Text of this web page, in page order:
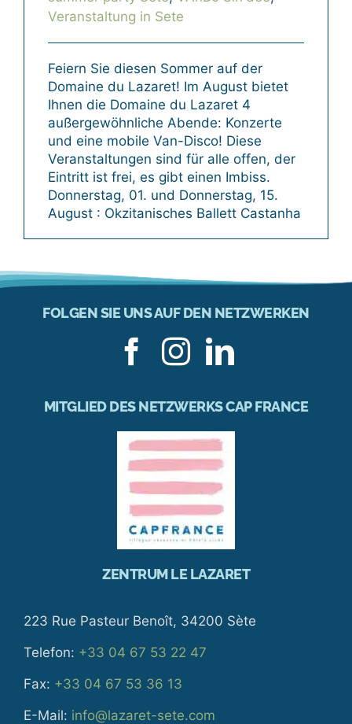
Veranstaltung in Sete
Feiern Sie diesen Sommer auf der
Domaine du Lazaret! Im August bietet
Ihnen die Domaine du Lazaret 4
außergewöhnliche Abende: Konzerte
und eine mobile Van-Disco! Diese
Veranstaltungen sind für alle offen, der
Eintritt ist frei, es gibt einen Imbiss.
Donnerstag, 01. und Donnerstag, 15.
August : Okzitanisches Ballett Castanha
FOLGEN SIE UNS AUF DEN NETZWERKEN
MITGLIED DES NETZWERKS CAP FRANCE
ZENTRUM LE LAZARET
223 Rue Pasteur Benoît, 34200 Sète
Telefon: +33 04 67 53 22 47
Fax: +33 04 67 53 36 13
E-Mail: info@lazaret-sete.com